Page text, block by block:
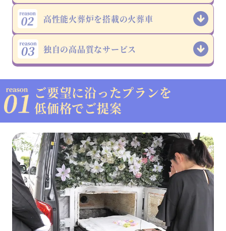
高性能火葬炉を搭載の火葬車
独自の高品質なサービス
ご要望に沿ったプランを
低価格でご提案